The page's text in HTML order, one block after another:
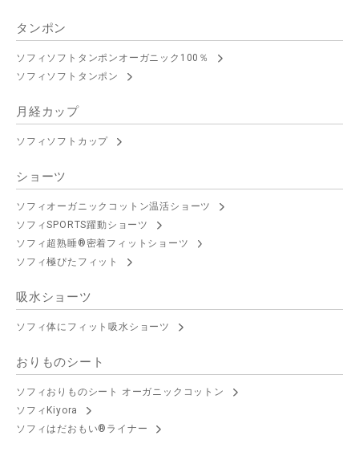
タンポン
ソフィソフトタンポンオーガニック100％
ソフィソフトタンポン
月経カップ
ソフィソフトカップ
ショーツ
ソフィオーガニックコットン温活ショーツ
ソフィSPORTS躍動ショーツ
ソフィ超熟睡®密着フィットショーツ
ソフィ極ぴたフィット
吸水ショーツ
ソフィ体にフィット吸水ショーツ
おりものシート
ソフィおりものシート オーガニックコットン
ソフィKiyora
ソフィはだおもい®ライナー